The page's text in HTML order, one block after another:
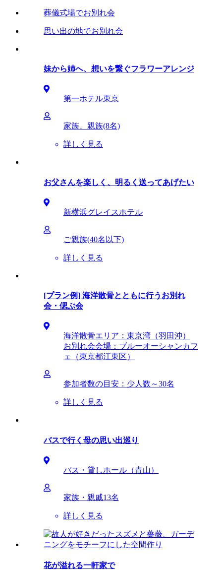
葬儀式場でお別れ会
思い出の地でお別れ会
妹から姉へ、想いを繋ぐフラワーアレンジ
第一ホテル東京
家族、親族(8名)
詳しく見る
お父さんを楽しく、明るく送ってあげたい
新横浜グレイスホテル
ご親族(40名以下)
詳しく見る
[プラン例] 海洋散骨とともに行うお別れ
会・偲ぶ会
海洋散骨エリア：東京湾（羽田沖）
お別れ会会場：ブルーオーシャンカフ
ェ（東京都江東区）
参加者数の目安：少人数～30名
詳しく見る
バスで行く母の思い出巡り
バス・貸しホール（青山）
家族・親戚13名
詳しく見る
花が溢れる一軒家で